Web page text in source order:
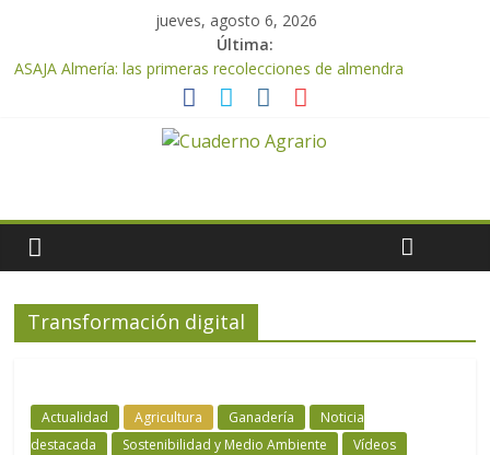
jueves, agosto 6, 2026
Última:
ASAJA Almería: las primeras recolecciones de almendra
confirman una cosecha desigual marcada por las inclemencias
El Ministerio de Agricultura, Pesca y Alimentación autoriza el
origen cooperativo en escuelas de hostelería
Cooperativas Agro-alimentarias de Andalucía celebra la
oliva para la próxima campaña
ASAJA Almería advierte de la doble amenaza que afrontan los
Transformación digital
Actualidad Agricultura Ganadería
Noticia
destacada
Sostenibilidad y Medio Ambiente Vídeos